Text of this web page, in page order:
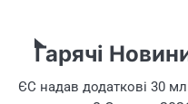
Гарячі
ЄС надав додаткові 30